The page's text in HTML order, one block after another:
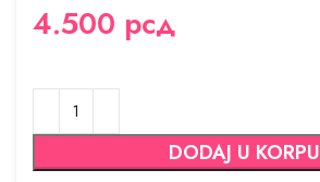
4.500 рсд
DODAJ U KORPU